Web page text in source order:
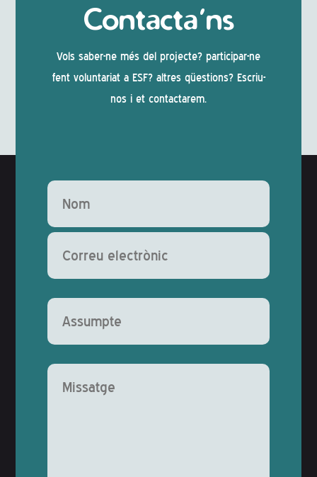
Contacta’ns
Vols saber-ne més del projecte? participar-ne
fent voluntariat a ESF? altres qüestions? Escriu-
nos i et contactarem.
Deixeu aquest camp buit.